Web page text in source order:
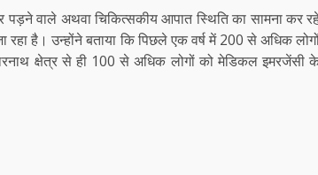
पड़ने वाले अथवा चिकित्सकीय आपात स्थिति का सामना कर
है। उन्होंने बताया कि पिछले एक वर्ष में 200 से अधिक
क्षेत्र से ही 100 से अधिक लोगों को मेडिकल इमरजेंसी